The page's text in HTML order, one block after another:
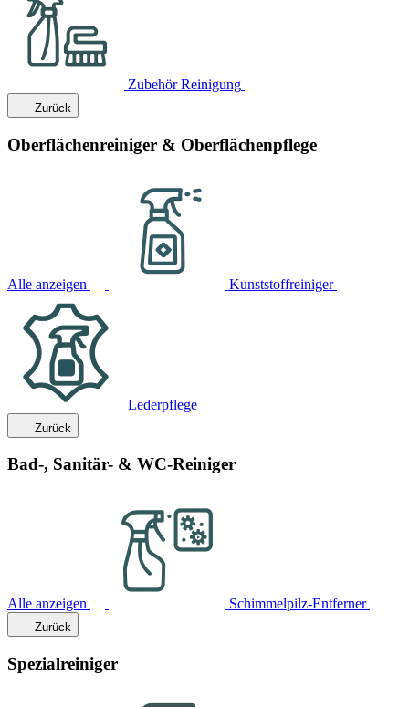
Zubehör Reinigung
Zurück
Oberflächenreiniger & Oberflächenpflege
Alle anzeigen Kunststoffreiniger
Lederpflege
Zurück
Bad-, Sanitär- & WC-Reiniger
Alle anzeigen Schimmelpilz-Entferner
Zurück
Spezialreiniger